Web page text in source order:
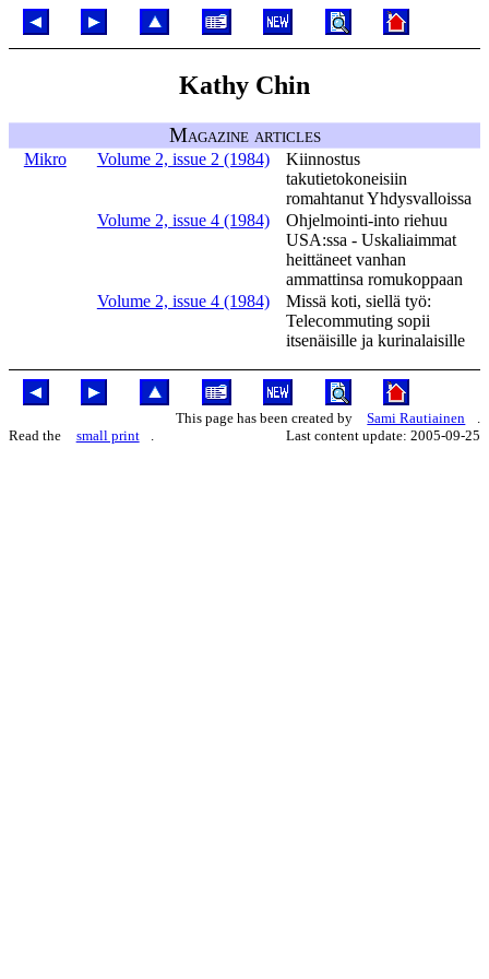
Kathy Chin
Magazine articles
Mikro Volume 2, issue 2 (1984)
Kiinnostus
takutietokoneisiin
romahtanut Yhdysvalloissa
Volume 2, issue 4 (1984)
Ohjelmointi-into riehuu
USA:ssa - Uskaliaimmat
heittäneet vanhan
ammattinsa romukoppaan
Volume 2, issue 4 (1984)
Missä koti, siellä työ:
Telecommuting sopii
itsenäisille ja kurinalaisille
This page has been created by Sami Rautiainen
Read the
small print Last content update: 2005-09-25